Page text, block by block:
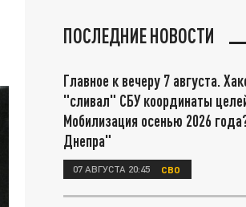
ПОСЛЕДНИЕ НОВОСТИ
Главное к вечеру 7 августа.
"сливал" СБУ координаты
Мобилизация осенью 2026
Днепра"
07 АВГУСТА 20:45 СВО